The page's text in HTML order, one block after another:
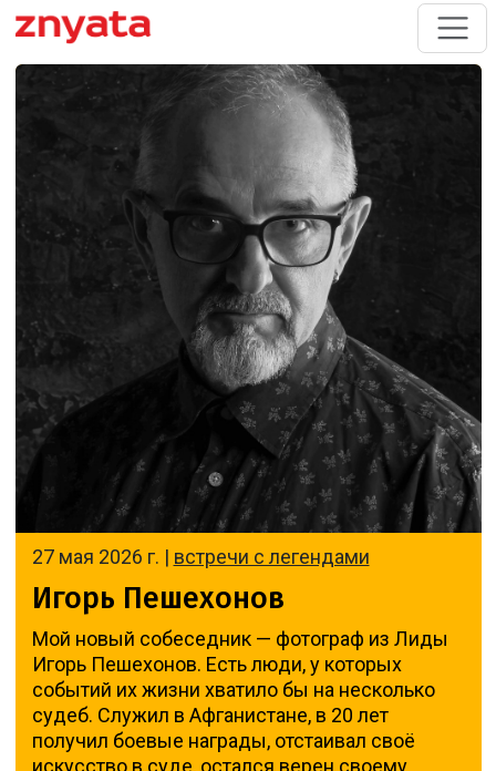
27 мая 2026 г. | встречи с легендами
Игорь Пешехонов
Мой новый собеседник — фотограф из Лиды
Игорь Пешехонов. Есть люди, у которых
событий их жизни хватило бы на несколько
судеб. Служил в Афганистане, в 20 лет
получил боевые награды, отстаивал своё
искусство в суде, остался верен своему